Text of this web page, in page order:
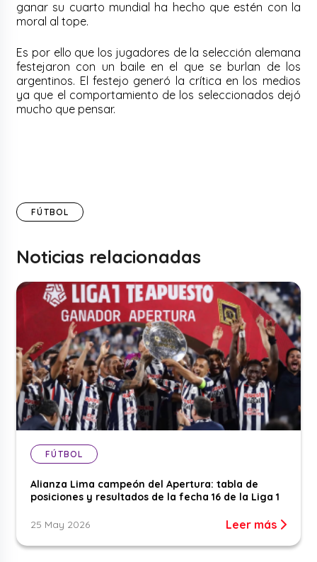
ganar su cuarto mundial ha hecho que estén con la
moral al tope.
Es por ello que los jugadores de la selección alemana
festejaron con un baile en el que se burlan de los
argentinos. El festejo generó la crítica en los medios
ya que el comportamiento de los seleccionados dejó
mucho que pensar.
FÚTBOL
Noticias relacionadas
FÚTBOL
Alianza Lima campeón del Apertura: tabla de
posiciones y resultados de la fecha 16 de la Liga 1
25 May 2026 Leer más